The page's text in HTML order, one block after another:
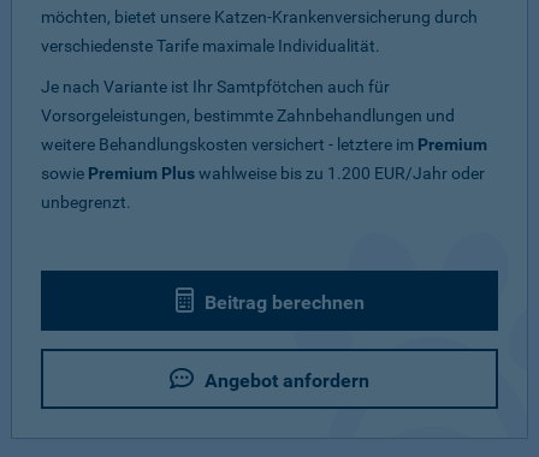
möchten, bietet unsere Katzen-Krankenversicherung durch
verschiedenste Tarife maximale Individualität.
Je nach Variante ist Ihr Samtpfötchen auch für
Vorsorgeleistungen, bestimmte Zahnbehandlungen und
weitere Behandlungskosten versichert - letztere im Premium
sowie Premium Pluswahlweise bis zu 1.200 EUR/Jahr oder
unbegrenzt.
Beitrag berechnen
Angebot anfordern